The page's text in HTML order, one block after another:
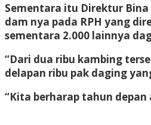
Sementara itu Direktur
dam nya pada RPH yang
sementara 2.000 lainnya
“Dari dua ribu kambing
delapan ribu pak daging
“Kita berharap tahun